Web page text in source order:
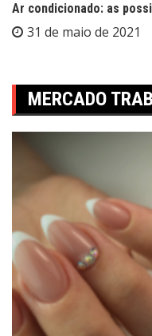
Ar condicionado: as
31 de maio de 2021
MERCADO